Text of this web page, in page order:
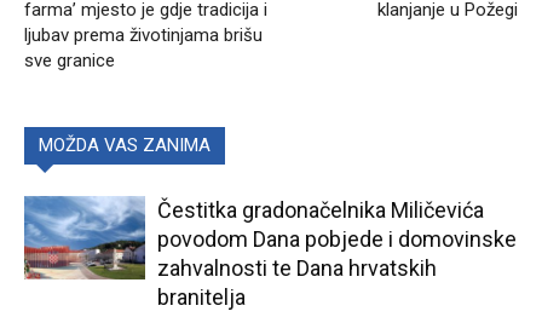
farma’ mjesto je gdje tradicija i
ljubav prema životinjama brišu
sve granice
klanjanje u Požegi
MOŽDA VAS ZANIMA
Čestitka gradonačelnika Miličevića
povodom Dana pobjede i domovinske
zahvalnosti te Dana hrvatskih
branitelja